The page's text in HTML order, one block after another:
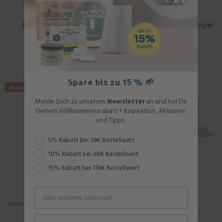
Badreiniger-Pulver
Regulärer
Preis
3,99 €
STÜCKPREIS
2,66 €/PRO
L
Glasflasche für Badreiniger
Style-Upgrade für dein
Putzmittelregal
Ausverkauft
WC-Tabs
Entfernt effektiv Verschmutzungen
Regulärer
4,95 €
-28%
Stelle selbst Reiniger her
Spare bis zu 15 % 🌱
Melde Dich zu unserem Newsletter an und hol Dir
Deinen Willkommensrabatt + Inspiration, Aktionen
und Tipps.
Rabattstaffel
5% Rabatt bei 39€ Bestellwert
10% Rabatt bei 69€ Bestellwert
15% Rabatt bei 119€ Bestellwert